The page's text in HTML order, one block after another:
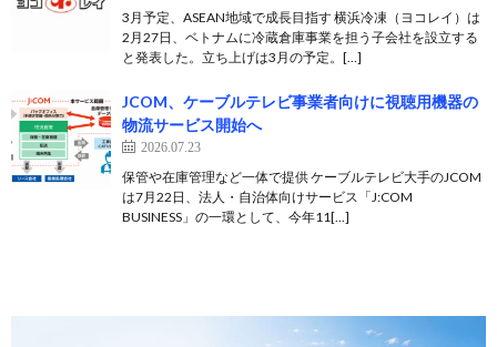
3月予定、ASEAN地域で成長目指す 横浜冷凍（ヨコレイ）は
2月27日、ベトナムに冷蔵倉庫事業を担う子会社を設立する
と発表した。立ち上げは3月の予定。[…]
JCOM、ケーブルテレビ事業者向けに視聴用機器の
物流サービス開始へ
2026.07.23
保管や在庫管理など一体で提供 ケーブルテレビ大手のJCOM
は7月22日、法人・自治体向けサービス「J:COM
BUSINESS」の一環として、今年11[…]